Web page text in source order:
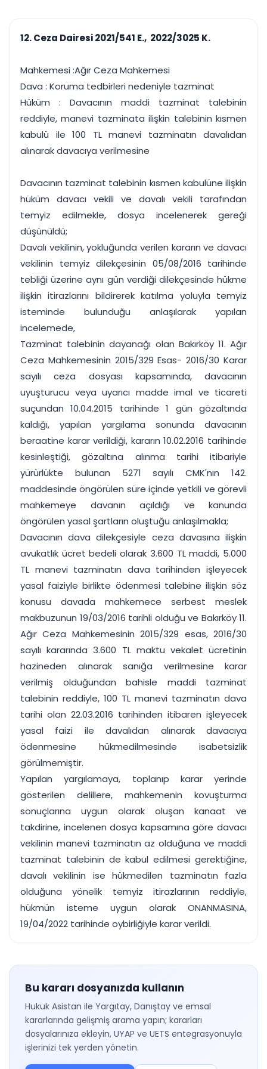
Duruşma ve görev
takvimi
Bildirim
Süreleri asla kaçırmayın
takibi
Tek panelde uçtan uca yönetim
UYAP & UETS entegrasyonundan finansa, hepsi bir arada.
Tüm özellikleri inceleyin Ücretsiz Başlayın
12. Ceza Dairesi 2021/541 E., 2022/3025 K.
Mahkemesi :Ağır Ceza Mahkemesi
Dava : Koruma tedbirleri nedeniyle tazminat
Hüküm : Davacının maddi tazminat talebinin
reddiyle, manevi tazminata ilişkin talebinin kısmen
kabulü ile 100 TL manevi tazminatın davalıdan
alınarak davacıya verilmesine
Davacının tazminat talebinin kısmen kabulüne ilişkin
hüküm davacı vekili ve davalı vekili tarafından
temyiz edilmekle, dosya incelenerek gereği
düşünüldü;
Davalı vekilinin, yokluğunda verilen kararın ve davacı
vekilinin temyiz dilekçesinin 05/08/2016 tarihinde
tebliği üzerine aynı gün verdiği dilekçesinde hükme
ilişkin itirazlarını bildirerek katılma yoluyla temyiz
isteminde bulunduğu anlaşılarak yapılan
incelemede,
Tazminat talebinin dayanağı olan Bakırköy 11. Ağır
Ceza Mahkemesinin 2015/329 Esas- 2016/30 Karar
sayılı ceza dosyası kapsamında, davacının
uyuşturucu veya uyarıcı madde imal ve ticareti
suçundan 10.04.2015 tarihinde 1 gün gözaltında
kaldığı, yapılan yargılama sonunda davacının
beraatine karar verildiği, kararın 10.02.2016 tarihinde
kesinleştiği, gözaltına alınma tarihi itibariyle
yürürlükte bulunan 5271 sayılı CMK'nın 142.
maddesinde öngörülen süre içinde yetkili ve görevli
mahkemeye davanın açıldığı ve kanunda
öngörülen yasal şartların oluştuğu anlaşılmakla;
Davacının dava dilekçesiyle ceza davasına ilişkin
avukatlık ücret bedeli olarak 3.600 TL maddi, 5.000
TL manevi tazminatın dava tarihinden işleyecek
yasal faiziyle birlikte ödenmesi talebine ilişkin söz
konusu davada mahkemece serbest meslek
makbuzunun 19/03/2016 tarihli olduğu ve Bakırköy 11.
Ağır Ceza Mahkemesinin 2015/329 esas, 2016/30
sayılı kararında 3.600 TL maktu vekalet ücretinin
hazineden alınarak sanığa verilmesine karar
verilmiş olduğundan bahisle maddi tazminat
talebinin reddiyle, 100 TL manevi tazminatın dava
tarihi olan 22.03.2016 tarihinden itibaren işleyecek
yasal faizi ile davalıdan alınarak davacıya
ödenmesine hükmedilmesinde isabetsizlik
görülmemiştir.
Yapılan yargılamaya, toplanıp karar yerinde
gösterilen delillere, mahkemenin kovuşturma
sonuçlarına uygun olarak oluşan kanaat ve
takdirine, incelenen dosya kapsamına göre davacı
vekilinin manevi tazminatın az olduğuna ve maddi
tazminat talebinin de kabul edilmesi gerektiğine,
davalı vekilinin ise hükmedilen tazminatın fazla
olduğuna yönelik temyiz itirazlarının reddiyle,
hükmün isteme uygun olarak ONANMASINA,
19/04/2022 tarihinde oybirliğiyle karar verildi.
Bu kararı dosyanızda kullanın
Hukuk Asistan ile Yargıtay, Danıştay ve emsal
kararlarında gelişmiş arama yapın; kararları
dosyalarınıza ekleyin, UYAP ve UETS entegrasyonuyla
işlerinizi tek yerden yönetin.